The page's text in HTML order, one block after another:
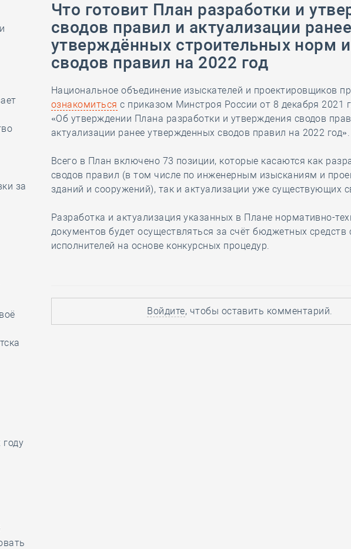
28 мая
за
Что готовит План разработки и
сводов правил и актуализации ранее
утверждённых строительных норм
сводов правил на 2022 год
Национальное объединение изыскателей и проектировщиков
ознакомиться с приказом Минстроя России от 8 декабря 2021
«Об утверждении Плана разработки и утверждения сводов
актуализации ранее утвержденных сводов правил на 2022 год».
Всего в План включено 73 позиции, которые касаются как
сводов правил (в том числе по инженерным изысканиям и
зданий и сооружений), так и актуализации уже существующих
Разработка и актуализация указанных в Плане нормативно-
документов будет осуществляться за счёт бюджетных средств
исполнителей на основе конкурсных процедур.
Войдите, чтобы оставить комментарий.